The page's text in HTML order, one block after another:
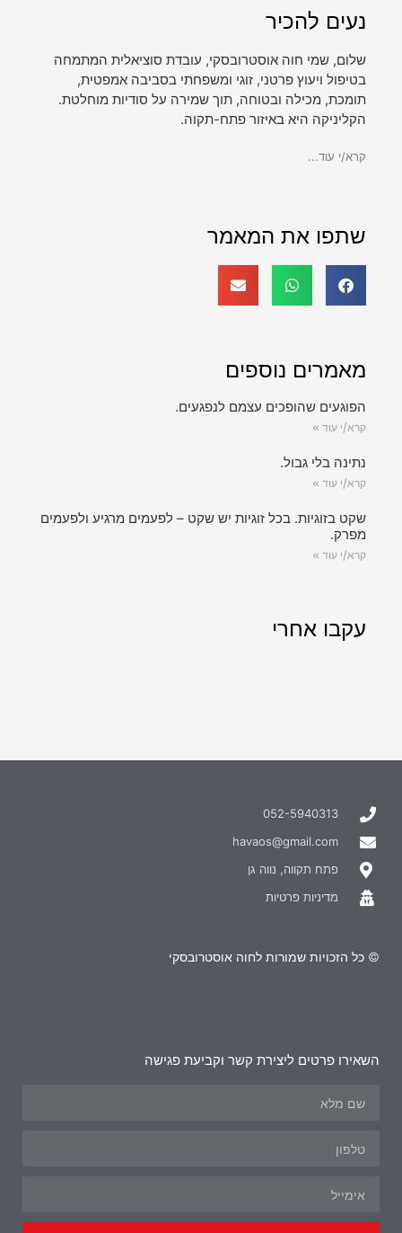
נעים להכיר
שלום, שמי חוה אוסטרובסקי, עובדת סוציאלית המתמחה
בטיפול ויעוץ פרטני, זוגי ומשפחתי בסביבה אמפטית,
תומכת, מכילה ובטוחה, תוך שמירה על סודיות מוחלטת.
הקליניקה היא באיזור פתח-תקוה.
קרא/י עוד...
שתפו את המאמר
מאמרים נוספים
הפוגעים שהופכים עצמם לנפגעים.
קרא/י עוד »
נתינה בלי גבול.
קרא/י עוד »
שקט בזוגיות. בכל זוגיות יש שקט – לפעמים מרגיע ולפעמים
מפרק.
קרא/י עוד »
עקבו אחרי
052-5940313
havaos@gmail.com
פתח תקווה, נווה גן
מדיניות פרטיות
© כל הזכויות שמורות לחוה אוסטרובסקי
השאירו פרטים ליצירת קשר וקביעת פגישה